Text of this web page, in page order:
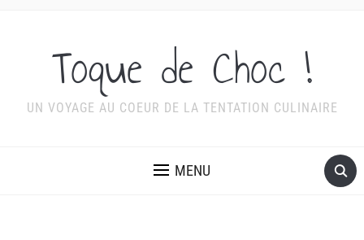
Toque de Choc !
UN VOYAGE AU COEUR DE LA TENTATION CULINAIRE
MENU